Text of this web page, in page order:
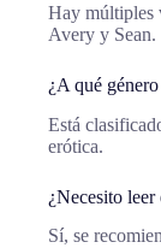
Hay múltiples
Avery y Sean.
¿A qué
Está
erótica.
¿Necesito
Sí, se